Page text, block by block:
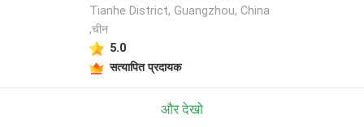
Tianhe District, Guangzhou, China
,चीन
5.0
सत्यापित प्रदायक
और देखो